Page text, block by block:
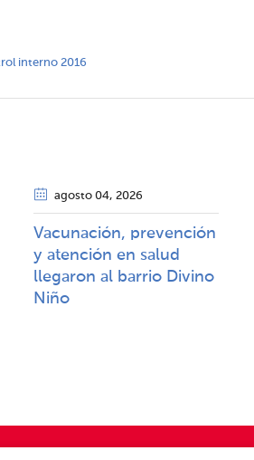
interno 2016
agosto 04, 2026
Vacunación, prevención
y atención en salud
llegaron al barrio Divino
Niño